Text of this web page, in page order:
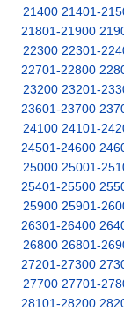
21400 21401-
21801-21900
22300 22301-
22701-22800
23200 23201-
23601-23700
24100 24101-
24501-24600
25000 25001-
25401-25500
25900 25901-
26301-26400
26800 26801-
27201-27300
27700 27701-
28101-28200